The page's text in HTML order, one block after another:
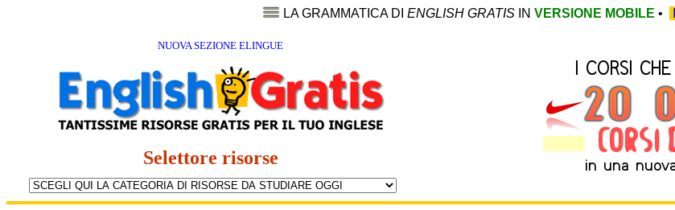
LA GRAMMATICA DI ENGLISH GRATIS IN VERSIONE MOBILE •
NUOVA SEZIONE ELINGUE
Selettore risorse